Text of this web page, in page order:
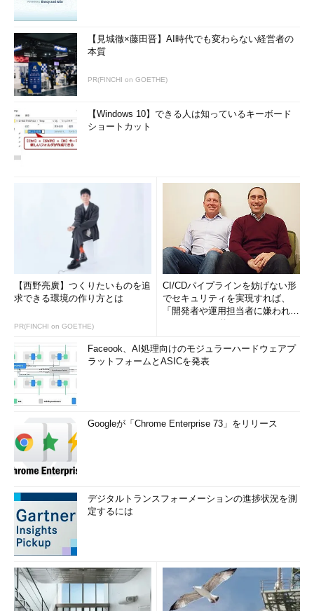
【見城徹×藤田晋】AI時代でも変わらない経営者の
本質
PR(FINCHI on GOETHE)
【Windows 10】できる人は知っているキーボード
ショートカット
【西野亮廣】つくりたいものを追
求できる環境の作り方とは
PR(FINCHI on GOETHE)
CI/CDパイプラインを妨げない形
でセキュリティを実現すれば、
「開発者や運用担当者に嫌われな
Faceook、AI処理向けのモジュラーハードウェアプ
ラットフォームとASICを発表
Googleが「Chrome Enterprise 73」をリリース
デジタルトランスフォーメーションの進捗状況を測
定するには